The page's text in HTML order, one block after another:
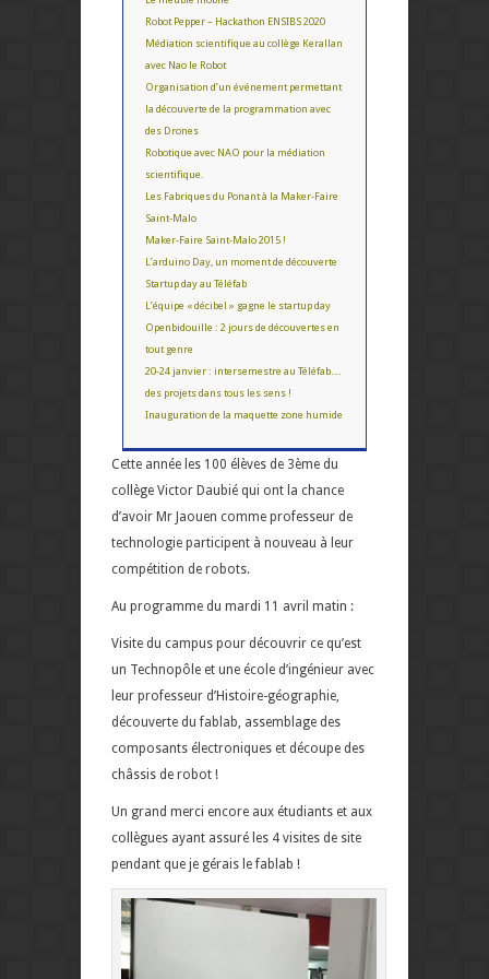
Robot Pepper – Hackathon ENSIBS 2020
Médiation scientifique au collège Kerallan
avec Nao le Robot
Organisation d’un événement permettant
la découverte de la programmation avec
des Drones
Robotique avec NAO pour la médiation
scientifique.
Les Fabriques du Ponant à la Maker-Faire
Saint-Malo
Maker-Faire Saint-Malo 2015 !
L’arduino Day, un moment de découverte
Startup day au Téléfab
L’équipe « décibel » gagne le startup day
Openbidouille : 2 jours de découvertes en
tout genre
20-24 janvier : intersemestre au Téléfab…
des projets dans tous les sens !
Inauguration de la maquette zone humide
Cette année les 100 élèves de 3ème du
collège Victor Daubié qui ont la chance
d’avoir Mr Jaouen comme professeur de
technologie participent à nouveau à leur
compétition de robots.
Au programme du mardi 11 avril matin :
Visite du campus pour découvrir ce qu’est
un Technopôle et une école d’ingénieur avec
leur professeur d’Histoire-géographie,
découverte du fablab, assemblage des
composants électroniques et découpe des
châssis de robot !
Un grand merci encore aux étudiants et aux
collègues ayant assuré les 4 visites de site
pendant que je gérais le fablab !